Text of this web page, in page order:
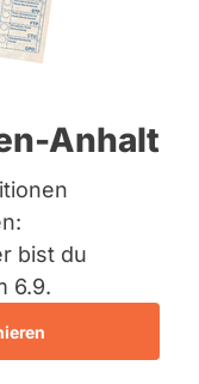
Anhalt
bist du
6.9.
Werden
dienst
Rohde